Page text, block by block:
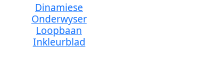
Dinamiese
Onderwyser
Loopbaan
Inkleurblad